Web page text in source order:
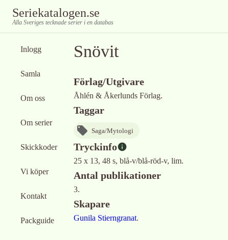
Seriekatalogen.se
Alla Sveriges tecknade serier i en databas
Inlogg
Samla
Om oss
Om serier
Skickkoder
Vi köper
Kontakt
Packguide
Snövit
Förlag/Utgivare
Åhlén & Åkerlunds Förlag.
Taggar
Saga/Mytologi
Tryckinfo
25 x 13, 48 s, blå-v/blå-röd-v, lim.
Antal publikationer
3.
Skapare
Gunila Stierngranat.